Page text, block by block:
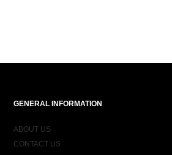
GENERAL INFORMATION
ABOUT US
CONTACT US